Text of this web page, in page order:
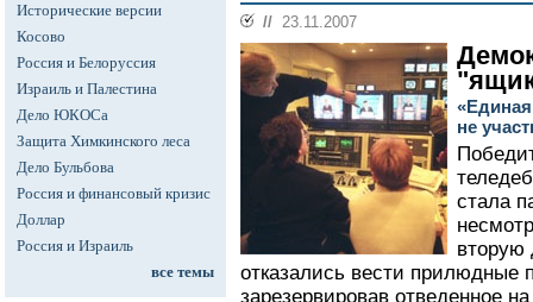
Исторические версии
Косово
Россия и Белоруссия
Израиль и Палестина
Дело ЮКОСа
Защита Химкинского леса
Дело Бульбова
Россия и финансовый кризис
Доллар
Россия и Израиль
все темы
// 23.11.2007
не
стала
вторую
отказались вести прилюдные
зарезервировав отведенное